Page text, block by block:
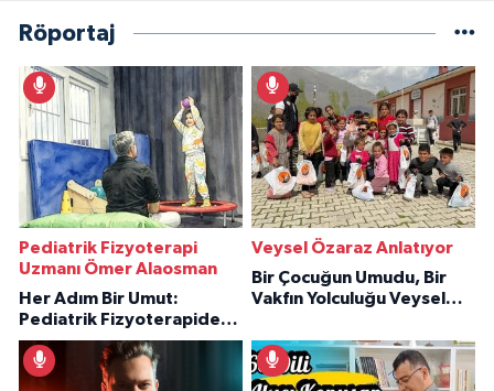
Röportaj
Pediatrik Fizyoterapi
Uzmanı Ömer Alaosman
Her Adım Bir Umut:
Pediatrik Fizyoterapiden
İlham Veren Hikâyeler
Veysel Özaraz Anlatıyor
Bir Çocuğun Umudu, Bir
Vakfın Yolculuğu Veysel